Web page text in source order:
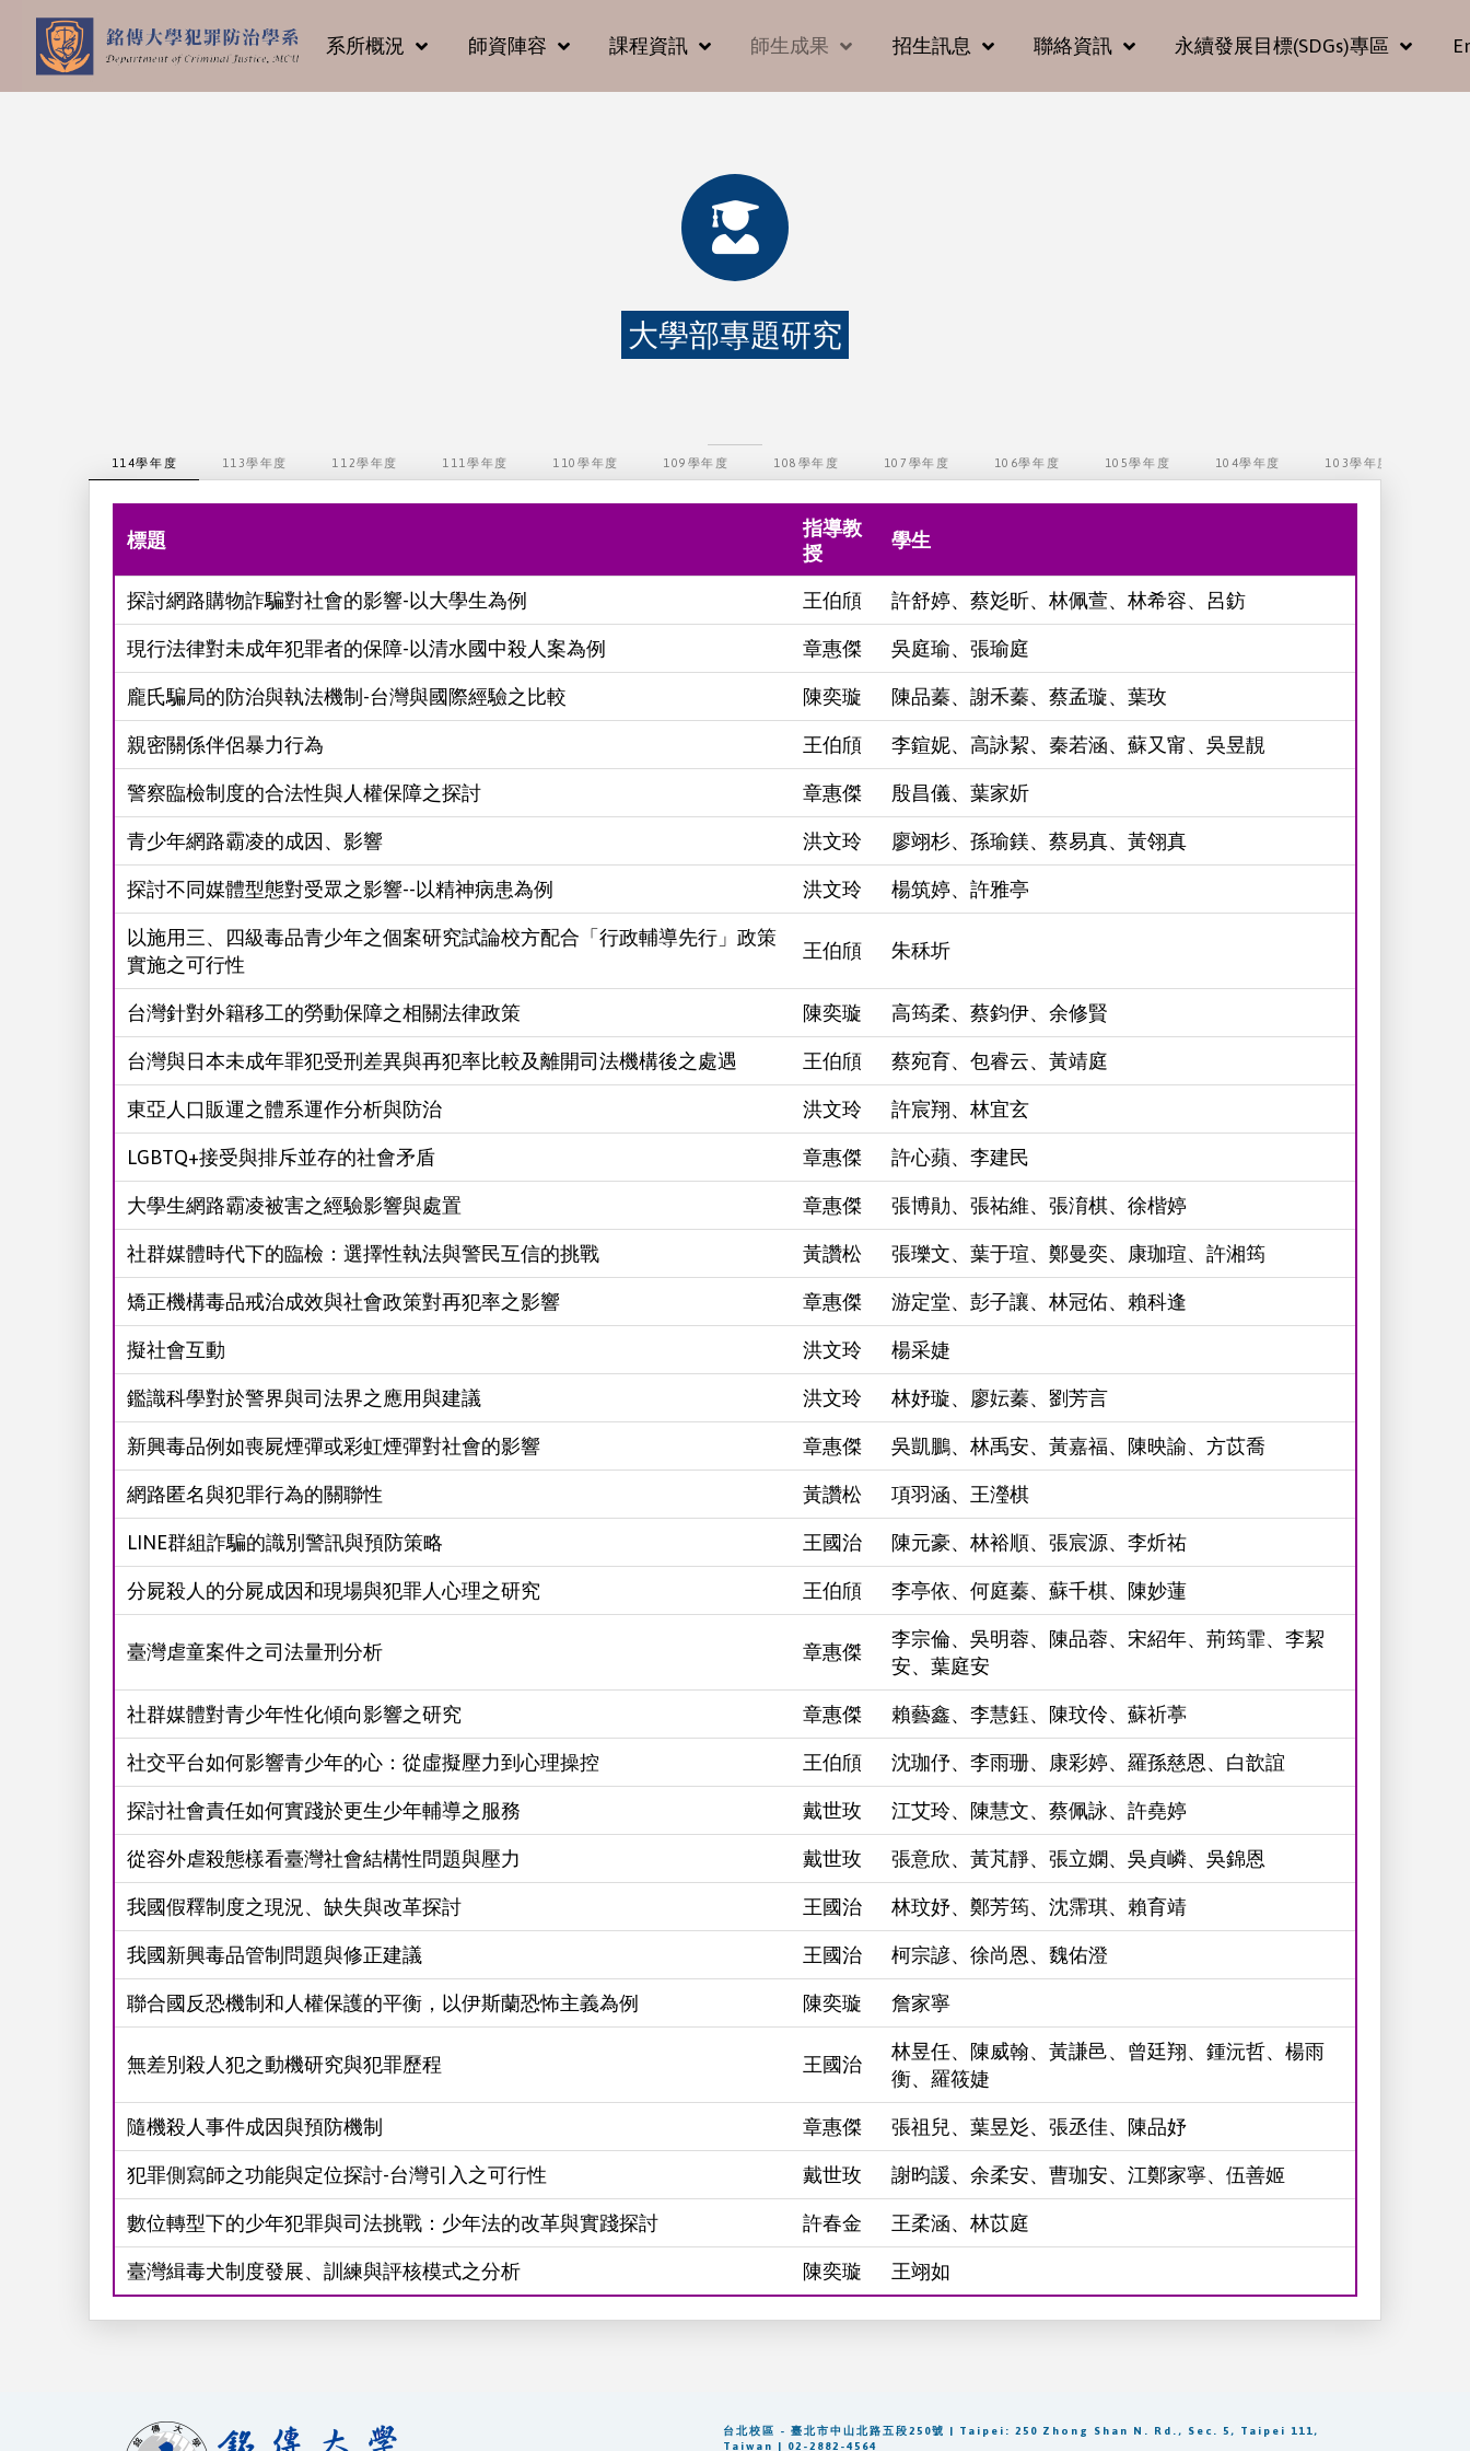
系所概況 師資陣容 課程資訊 師生成果 招生訊息 聯絡資訊 永續發展目標(SDGs)專區
大學部專題研究
114學年度 113學年度 112學年度 111學年度 110學年度 109學年度 108學年度 107學年度 106學年度 105學年度 104學年度 103學年度
標題
指導教
授
學生
探討網路購物詐騙對社會的影響-以大學生為例 王伯頎 許舒婷、蔡彣昕、林佩萱、林希容、呂鈁
現行法律對未成年犯罪者的保障-以清水國中殺人案為例 章惠傑 吳庭瑜、張瑜庭
龐氏騙局的防治與執法機制-台灣與國際經驗之比較 陳奕璇 陳品蓁、謝禾蓁、蔡孟璇、葉玫
親密關係伴侶暴力行為 王伯頎 李鍹妮、高詠絜、秦若涵、蘇又甯、吳昱靚
警察臨檢制度的合法性與人權保障之探討 章惠傑 殷昌儀、葉家妡
青少年網路霸凌的成因、影響 洪文玲 廖翊杉、孫瑜鎂、蔡易真、黃翎真
探討不同媒體型態對受眾之影響--以精神病患為例 洪文玲 楊筑婷、許雅亭
以施用三、四級毒品青少年之個案研究試論校方配合「行政輔導先行」政策
實施之可行性
王伯頎 朱秝圻
台灣針對外籍移工的勞動保障之相關法律政策 陳奕璇 高筠柔、蔡鈞伊、余修賢
台灣與日本未成年罪犯受刑差異與再犯率比較及離開司法機構後之處遇 王伯頎 蔡宛育、包睿云、黃靖庭
東亞人口販運之體系運作分析與防治 洪文玲 許宸翔、林宜玄
LGBTQ+接受與排斥並存的社會矛盾 章惠傑 許心蘋、李建民
大學生網路霸凌被害之經驗影響與處置 章惠傑 張博勛、張祐維、張淯棋、徐楷婷
社群媒體時代下的臨檢：選擇性執法與警民互信的挑戰 黃讚松 張瓅文、葉于瑄、鄭曼奕、康珈瑄、許湘筠
矯正機構毒品戒治成效與社會政策對再犯率之影響 章惠傑 游定堂、彭子讓、林冠佑、賴科逢
擬社會互動 洪文玲 楊采婕
鑑識科學對於警界與司法界之應用與建議 洪文玲 林妤璇、廖妘蓁、劉芳言
新興毒品例如喪屍煙彈或彩虹煙彈對社會的影響 章惠傑 吳凱鵬、林禹安、黃嘉福、陳映諭、方苡喬
網路匿名與犯罪行為的關聯性 黃讚松 項羽涵、王瀅棋
LINE群組詐騙的識別警訊與預防策略 王國治 陳元豪、林裕順、張宸源、李炘祐
分屍殺人的分屍成因和現場與犯罪人心理之研究 王伯頎 李亭依、何庭蓁、蘇千棋、陳妙蓮
臺灣虐童案件之司法量刑分析 章惠傑
李宗倫、吳明蓉、陳品蓉、宋紹年、荊筠霏、李絜
安、葉庭安
社群媒體對青少年性化傾向影響之研究 章惠傑 賴藝鑫、李慧鈺、陳玟伶、蘇祈葶
社交平台如何影響青少年的心：從虛擬壓力到心理操控 王伯頎 沈珈伃、李雨珊、康彩婷、羅孫慈恩、白歆誼
探討社會責任如何實踐於更生少年輔導之服務 戴世玫 江艾玲、陳慧文、蔡佩詠、許堯婷
從容外虐殺態樣看臺灣社會結構性問題與壓力 戴世玫 張意欣、黃芃靜、張立嫻、吳貞嶙、吳錦恩
我國假釋制度之現況、缺失與改革探討 王國治 林玟妤、鄭芳筠、沈霈琪、賴育靖
我國新興毒品管制問題與修正建議 王國治 柯宗諺、徐尚恩、魏佑澄
聯合國反恐機制和人權保護的平衡，以伊斯蘭恐怖主義為例 陳奕璇 詹家寧
無差別殺人犯之動機研究與犯罪歷程 王國治
林昱任、陳威翰、黃謙邑、曾廷翔、鍾沅哲、楊雨
衡、羅筱婕
隨機殺人事件成因與預防機制 章惠傑 張祖兒、葉昱彣、張丞佳、陳品妤
犯罪側寫師之功能與定位探討-台灣引入之可行性 戴世玫 謝昀諼、余柔安、曹珈安、江鄭家寧、伍善姬
數位轉型下的少年犯罪與司法挑戰：少年法的改革與實踐探討 許春金 王柔涵、林苡庭
臺灣緝毒犬制度發展、訓練與評核模式之分析 陳奕璇 王翊如
台北校區 - 臺北市中山北路五段250號 | Taipei: 250 Zhong Shan N. Rd., Sec. 5, Taipei 111,
Taiwan | 02-2882-4564